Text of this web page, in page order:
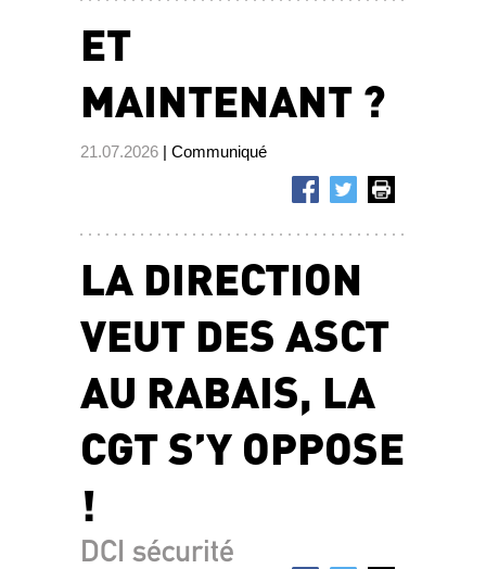
ET
MAINTENANT ?
21.07.2026 | Communiqué
LA DIRECTION
VEUT DES ASCT
AU RABAIS, LA
CGT S’Y OPPOSE
!
DCI sécurité